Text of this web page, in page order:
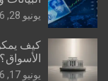
يونيو 28, 2026
كيف
الأسواق؟
يونيو 17, 2026